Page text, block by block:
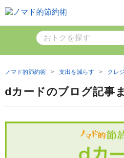
ノマド的節約術 支出を減らす クレ
dカードのブログ記事